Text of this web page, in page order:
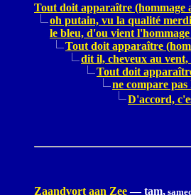
Tout doit apparaître (hommage
oh putain, vu la qualité
le bleu, d'ou vient
Tout doit apparaître
dit il, cheveux au vent,
Tout doit
ne compare pas
D'accord,
Zaandvort aan Zee — tam,